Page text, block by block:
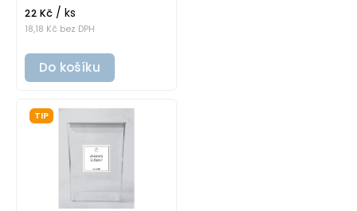
18,18 Kč bez DPH
22 Kč / ks
Do košíku
TIP